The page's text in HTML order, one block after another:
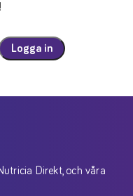
Logga in
Direkt, och våra